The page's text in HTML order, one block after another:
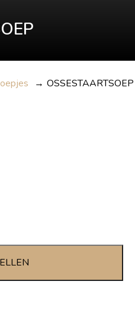
→ OSSESTAARTSOEP